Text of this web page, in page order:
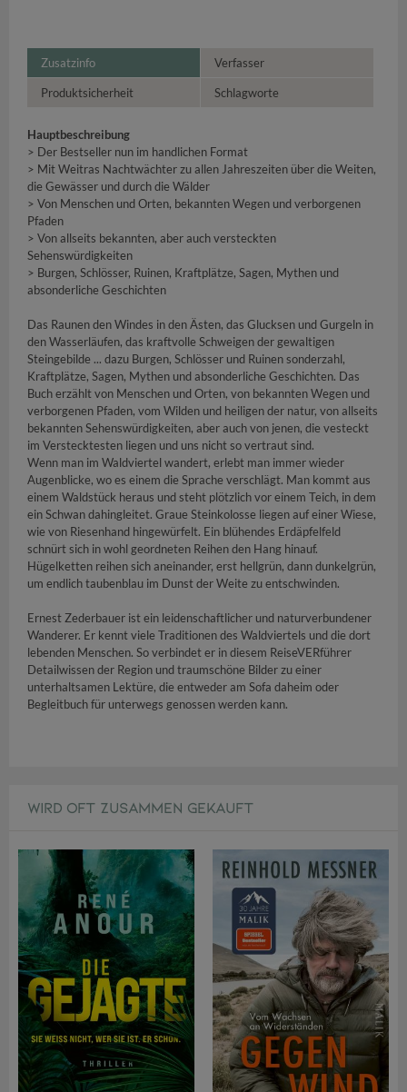
Zusatzinfo Verfasser
Produktsicherheit Schlagworte
Hauptbeschreibung
> Der Bestseller nun im handlichen Format
> Mit Weitras Nachtwächter zu allen Jahreszeiten über die Weiten,
die Gewässer und durch die Wälder
> Von Menschen und Orten, bekannten Wegen und verborgenen
Pfaden
> Von allseits bekannten, aber auch versteckten
Sehenswürdigkeiten
> Burgen, Schlösser, Ruinen, Kraftplätze, Sagen, Mythen und
absonderliche Geschichten
Das Raunen den Windes in den Ästen, das Glucksen und Gurgeln in
den Wasserläufen, das kraftvolle Schweigen der gewaltigen
Steingebilde ... dazu Burgen, Schlösser und Ruinen sonderzahl,
Kraftplätze, Sagen, Mythen und absonderliche Geschichten. Das
Buch erzählt von Menschen und Orten, von bekannten Wegen und
verborgenen Pfaden, vom Wilden und heiligen der natur, von allseits
bekannten Sehenswürdigkeiten, aber auch von jenen, die vesteckt
im Verstecktesten liegen und uns nicht so vertraut sind.
Wenn man im Waldviertel wandert, erlebt man immer wieder
Augenblicke, wo es einem die Sprache verschlägt. Man kommt aus
einem Waldstück heraus und steht plötzlich vor einem Teich, in dem
ein Schwan dahingleitet. Graue Steinkolosse liegen auf einer Wiese,
wie von Riesenhand hingewürfelt. Ein blühendes Erdäpfelfeld
schnürt sich in wohl geordneten Reihen den Hang hinauf.
Hügelketten reihen sich aneinander, erst hellgrün, dann dunkelgrün,
um endlich taubenblau im Dunst der Weite zu entschwinden.
Ernest Zederbauer ist ein leidenschaftlicher und naturverbundener
Wanderer. Er kennt viele Traditionen des Waldviertels und die dort
lebenden Menschen. So verbindet er in diesem ReiseVERführer
Detailwissen der Region und traumschöne Bilder zu einer
unterhaltsamen Lektüre, die entweder am Sofa daheim oder
Begleitbuch für unterwegs genossen werden kann.
WIRD OFT ZUSAMMEN GEKAUFT